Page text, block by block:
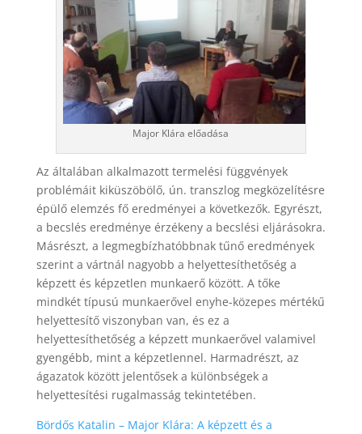
Major Klára előadása
Az általában alkalmazott termelési függvények
problémáit kiküszöbölő, ún. transzlog megközelítésre
épülő elemzés fő eredményei a következők. Egyrészt,
a becslés eredménye érzékeny a becslési eljárásokra.
Másrészt, a legmegbízhatóbbnak tűnő eredmények
szerint a vártnál nagyobb a helyettesíthetőség a
képzett és képzetlen munkaerő között. A tőke
mindkét típusú munkaerővel enyhe-közepes mértékű
helyettesítő viszonyban van, és ez a
helyettesíthetőség a képzett munkaerővel valamivel
gyengébb, mint a képzetlennel. Harmadrészt, az
ágazatok között jelentősek a különbségek a
helyettesítési rugalmasság tekintetében.
Bördős Katalin – Major Klára: A képzett és a